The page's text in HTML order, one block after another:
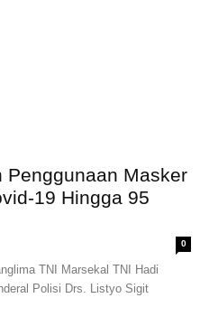
Penggunaan Masker
19 Hingga 95
0
TNI Marsekal TNI Hadi
Polisi Drs. Listyo Sigit